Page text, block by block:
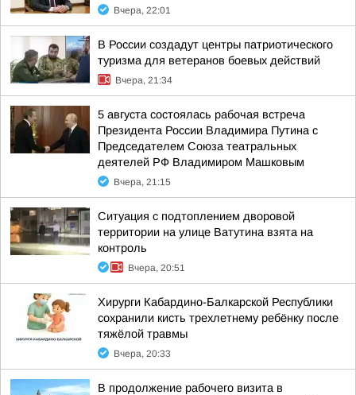
Вчера, 22:01
В России создадут центры патриотического
туризма для ветеранов боевых действий
Вчера, 21:34
5 августа состоялась рабочая встреча
Президента России Владимира Путина с
Председателем Союза театральных
деятелей РФ Владимиром Машковым
Вчера, 21:15
Ситуация с подтоплением дворовой
территории на улице Ватутина взята на
контроль
Вчера, 20:51
Хирурги Кабардино-Балкарской Республики
сохранили кисть трехлетнему ребёнку после
тяжёлой травмы
Вчера, 20:33
В продолжение рабочего визита в